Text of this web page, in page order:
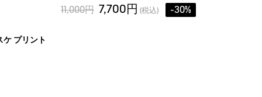
11,000円 7,700円 (税込) -30%
ケ プリント